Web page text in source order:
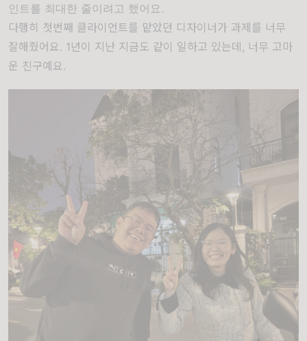
인트를 최대한 줄이려고 했어요.
다행히 첫번째 클라이언트를 맡았던 디자이너가 과제를 너무
잘해줬어요. 1년이 지난 지금도 같이 일하고 있는데, 너무 고마
운 친구예요.